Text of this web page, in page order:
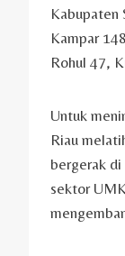
Kabupaten
Kampar
Rohul 47,
Untuk
Riau
bergerak di
sektor